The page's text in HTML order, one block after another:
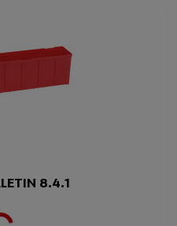
16.250 g
8.4.1